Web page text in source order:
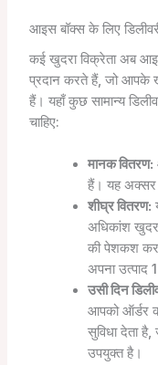
आइस बॉक्स के लिए
कई खुदरा विक्रेता अब
प्रदान करते हैं, जो आपके
हैं। यहाँ कुछ सामान्य
चाहिए:
मानक वितरण:
हैं। यह अक्सर
शीघ्र वितरण:
अधिकांश
की पेशकश
अपना उत्पाद
उसी दिन
आपको ऑर्डर
सुविधा देता
उपयुक्त है।